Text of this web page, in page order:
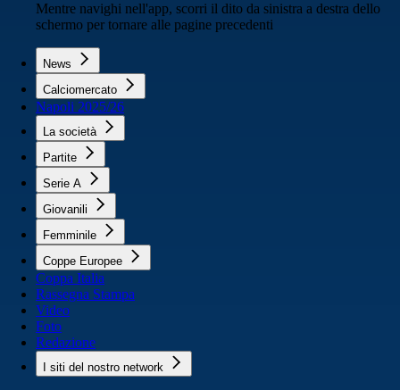
Mentre navighi nell'app, scorri il dito da sinistra a destra dello
schermo per tornare alle pagine precedenti
News
Calciomercato
Napoli 2025/26
La società
Partite
Serie A
Giovanili
Femminile
Coppe Europee
Coppa Italia
Rassegna Stampa
Video
Foto
Redazione
I siti del nostro network